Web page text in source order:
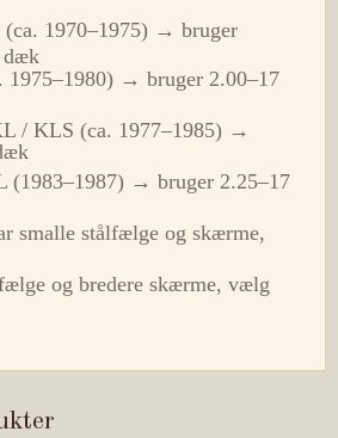
1970–1975) → bruger
dæk
1975–1980) → bruger 2.00–17
/ KLS (ca. 1977–1985) →
(1983–1987) → bruger 2.25–17
smalle stålfælge og skærme,
og bredere skærme, vælg